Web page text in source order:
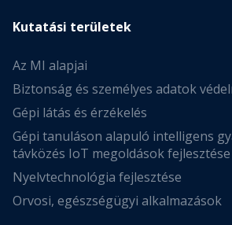
Kutatási területek
Az MI alapjai
Biztonság és személyes adatok
Gépi látás és érzékelés
Gépi tanuláson alapuló intelligens
távközés IoT megoldások fejlesztése
Nyelvtechnológia fejlesztése
Orvosi, egészségügyi alkalmazások